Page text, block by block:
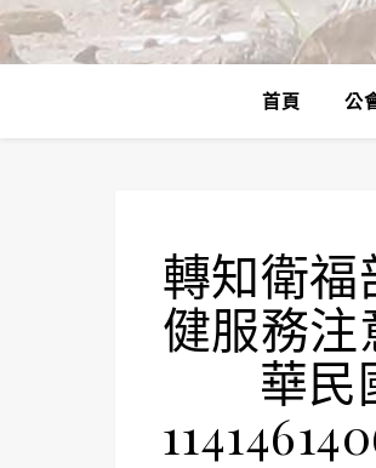
首頁 公
轉知衛
健服務注
華民